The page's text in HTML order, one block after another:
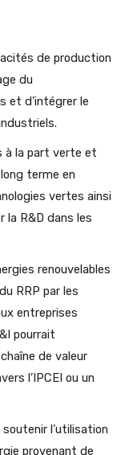
de production
du
et d’intégrer le
à la part verte et
terme en
vertes ainsi
la R&D dans les
renouvelables
RRP par les
entreprises
pourrait
de valeur
l’IPCEI ou un
l’utilisation
provenant de